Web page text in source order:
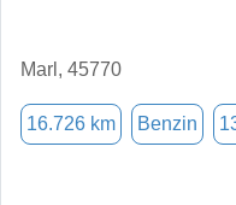
Marl, 45770
16.726 km Benzin